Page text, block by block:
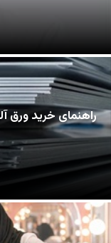
راهنمای خرید ورق